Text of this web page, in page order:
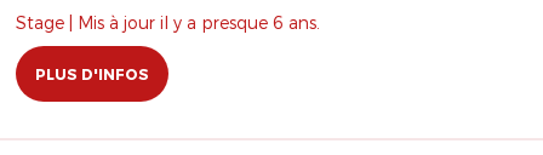
Stage | Mis à jour il y a presque 6 ans.
PLUS D'INFOS